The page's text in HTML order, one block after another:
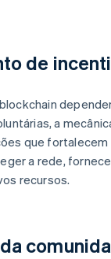
de
a
que fortalecem
a rede,
recursos.